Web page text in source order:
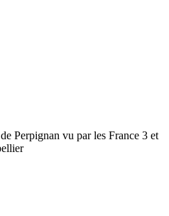
Perpignan vu par les France 3 et